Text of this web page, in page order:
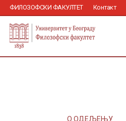
ФИЛОЗОФСКИ ФАКУЛТЕТ Контакт
О ОДЕЉЕЊУ